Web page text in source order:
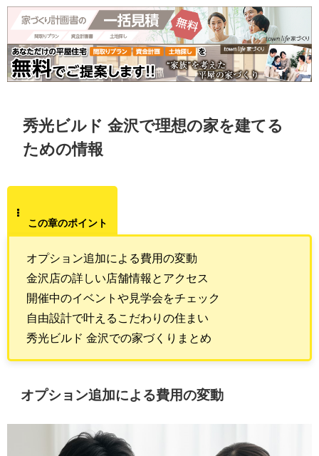
秀光ビルド 金沢で理想の家を建てる
ための情報
この章のポイント
オプション追加による費用の変動
金沢店の詳しい店舗情報とアクセス
開催中のイベントや見学会をチェック
自由設計で叶えるこだわりの住まい
秀光ビルド 金沢での家づくりまとめ
オプション追加による費用の変動